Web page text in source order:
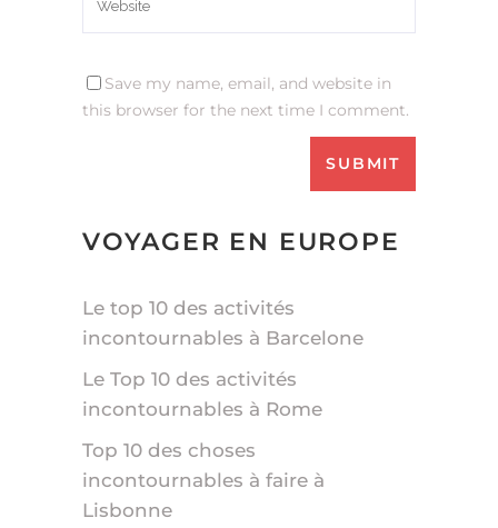
Save my name, email, and website in
this browser for the next time I comment.
VOYAGER EN EUROPE
Le top 10 des activités
incontournables à Barcelone
Le Top 10 des activités
incontournables à Rome
Top 10 des choses
incontournables à faire à
Lisbonne